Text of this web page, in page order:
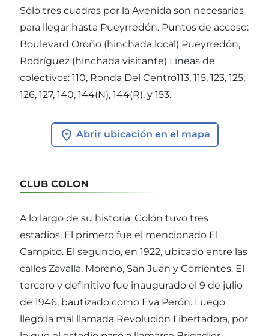
Sólo tres cuadras por la Avenida son necesarias
para llegar hasta Pueyrredón. Puntos de acceso:
Boulevard Oroño (hinchada local) Pueyrredón,
Rodríguez (hinchada visitante) Líneas de
colectivos: 110, Ronda Del Centro113, 115, 123, 125,
126, 127, 140, 144(N), 144(R), y 153.
Abrir ubicación en el mapa
CLUB COLON
A lo largo de su historia, Colón tuvo tres
estadios. El primero fue el mencionado El
Campito. El segundo, en 1922, ubicado entre las
calles Zavalla, Moreno, San Juan y Corrientes. El
tercero y definitivo fue inaugurado el 9 de julio
de 1946, bautizado como Eva Perón. Luego
llegó la mal llamada Revolución Libertadora, por